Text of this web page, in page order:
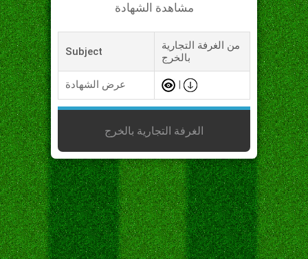
مشاهدة الشهادة
Subject
من الغرفة التجارية
بالخرج
عرض الشهادة
الغرفة التجارية بالخرج